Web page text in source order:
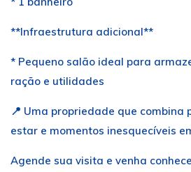
**Infraestrutura adicional**
* Pequeno salão ideal para
ração e utilidades
📍 Uma propriedade que combina
estar e momentos inesquecíveis
Agende sua visita e venha